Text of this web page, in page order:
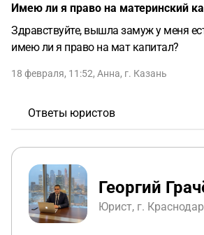
Имею ли я право на материнский
Здравствуйте, вышла замуж у меня
имею ли я право на мат капитал?
18 февраля, 11:52, Анна, г. Казань
Ответы юристов
Георгий
Юрист, г. Краснодар